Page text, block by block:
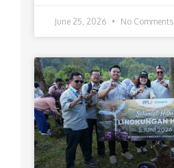
June 25, 2026 No Comments